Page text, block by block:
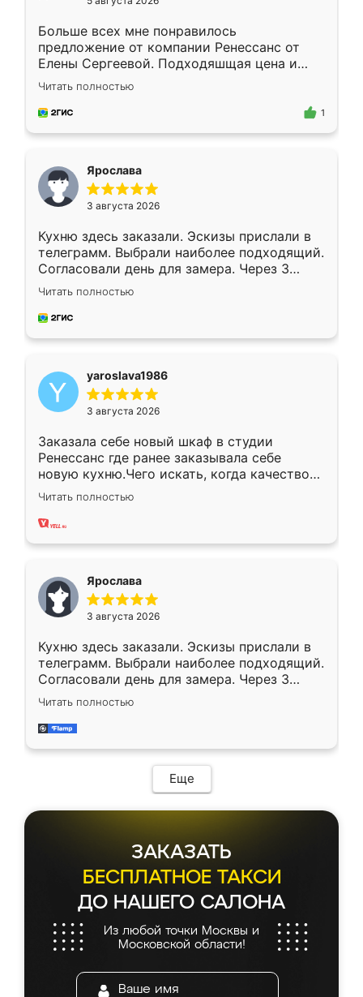
Больше всех мне понравилось
предложение от компании Ренессанс от
Елены Сергеевой. Подходяшщая цена и
короткие сроки изготовления. Приехавший
для замера сотрудник Владислав
предложил по моему эскизу самый
Читать полностью
1
Ярослава
3 августа 2026
Кухню здесь заказали. Эскизы прислали в
телеграмм. Выбрали наиболее подходящий.
Согласовали день для замера. Через 3
недели кухня была уже готова. Остались
довольны работой. Спасибо Ренессанс
мебель за качественную работу!
Читать полностью
yaroslava1986
3 августа 2026
Заказала себе новый шкаф в студии
Ренессанс где ранее заказывала себе
новую кухню.Чего искать, когда качеством
вполне довольна. Служит кухня уже почти
два года, нареканий нет.
Читать полностью
Ярослава
3 августа 2026
Кухню здесь заказали. Эскизы прислали в
телеграмм. Выбрали наиболее подходящий.
Согласовали день для замера. Через 3
недели кухня была уже готова. Остались
довольны работой. Спасибо Ренессанс
мебель за качественную работу!
Читать полностью
Еще
ЗАКАЗАТЬ
БЕСПЛАТНОЕ ТАКСИ
ДО НАШЕГО САЛОНА
Из любой точки Москвы и
Московской области!